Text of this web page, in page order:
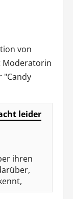
von
leider
ihren